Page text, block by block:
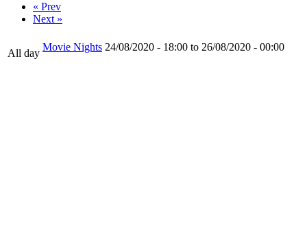
« Prev
Next »
All day
Movie Nights 24/08/2020 - 18:00 to 26/08/2020 - 00:00